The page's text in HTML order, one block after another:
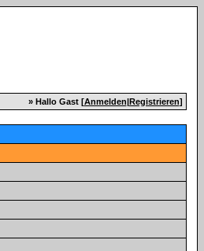
» Hallo Gast [Anmelden|Registrieren]